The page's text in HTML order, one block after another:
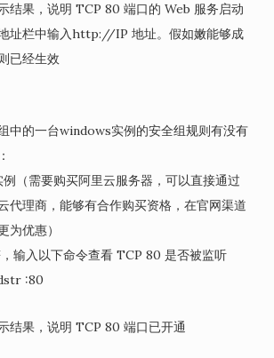
结果，说明 TCP 80 端口的 Web 服务启动
址栏中输入http://IP 地址。假如嫩能够成
已经生效
中的一台windows实例的安全组规则有没有
（需要购买阿里云服务器，可以直接通过
代理商，能够有合作购买资格，在官网渠道
为优惠）
输入以下命令查看 TCP 80 是否被监听
:80
结果，说明 TCP 80 端口已开通